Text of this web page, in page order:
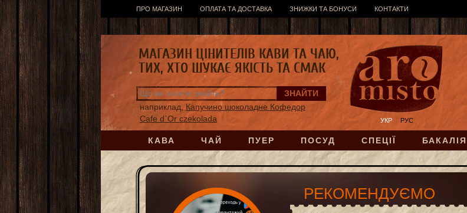
ПРО МАГАЗИН ОПЛАТА ТА ДОСТАВКА ЗНИЖКИ ТА БОНУСИ КОНТАКТИ
КАВА ЧАЙ ПУЕР ПОСУД СПЕЦІЇ БАКАЛІЯ
УКР РУС
наприклад, Капучино шоколадне Кофедор
Cafe d`Or czekolada
МАГАЗИН ЦІНИТЕЛІВ КАВИ ТА ЧАЮ,
ТИХ, ХТО ШУКАЄ ЯКІСТЬ ТА СМАК
РЕКОМЕНДУЄМО